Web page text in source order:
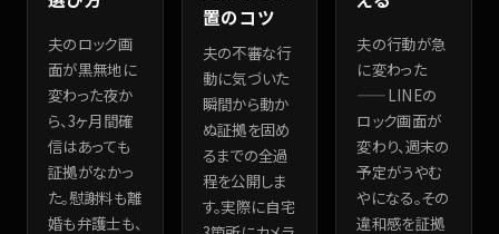
夫のロック画
面が黒無地に
変わった夜か
ら、3ヶ月間確
信はあっても
証拠がなかっ
た。慰謝料も離
婚も弁護士も、
置のコツ
夫の不審な行
動に気づいた
瞬間から動か
ぬ証拠を固め
るまでの全過
程を公開しま
す。実際に自宅
夫の行動が急
に変わった
——LINEの
ロック画面が
変わり、週末の
予定がうやむ
やになる。その
違和感を証拠